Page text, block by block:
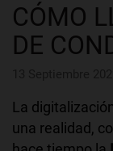
CÓMO
DE
La
una realidad,